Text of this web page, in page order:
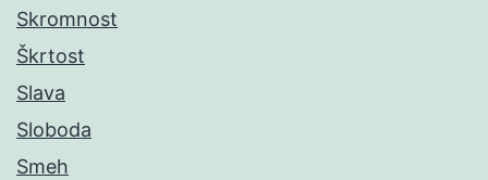
Skromnost
Škrtost
Slava
Sloboda
Smeh